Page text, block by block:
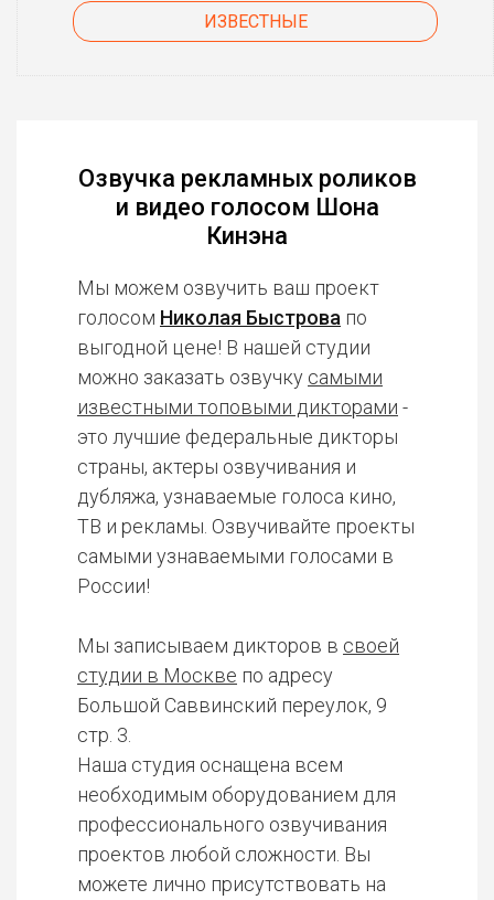
ИЗВЕСТНЫЕ
Озвучка рекламных роликов
и видео голосом Шона
Кинэна
Мы можем озвучить ваш проект
голосом Николая Быстрова по
выгодной цене! В нашей студии
можно заказать озвучку самыми
известными топовыми дикторами -
это лучшие федеральные дикторы
страны, актеры озвучивания и
дубляжа, узнаваемые голоса кино,
ТВ и рекламы. Озвучивайте проекты
самыми узнаваемыми голосами в
России!
Мы записываем дикторов в своей
студии в Москве по адресу
Большой Саввинский переулок, 9
стр. 3.
Наша студия оснащена всем
необходимым оборудованием для
профессионального озвучивания
проектов любой сложности. Вы
можете лично присутствовать на